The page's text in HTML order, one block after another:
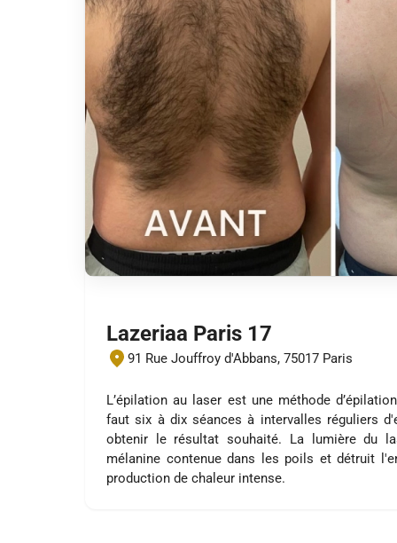
Lazeriaa Paris 17
91 Rue Jouffroy d'Abbans, 75017 Paris
L’épilation au laser est une méthode
faut six à dix séances à intervalles réguliers
obtenir le résultat souhaité. La lumière du
mélanine contenue dans les poils et détruit
production de chaleur intense.